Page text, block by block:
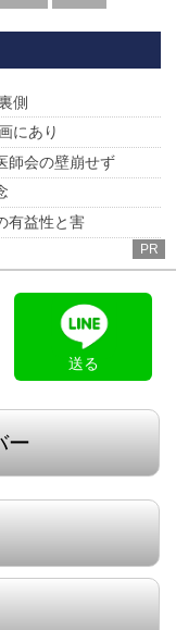
へ
側
にあり
師会の壁崩せず
有益性と害
PR
送る
ー